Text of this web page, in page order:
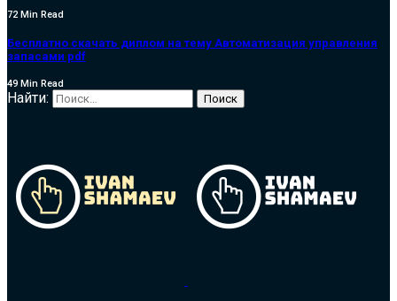
72 Min Read
Бесплатно скачать диплом на тему Автоматизация управления
запасами pdf
49 Min Read
Найти: